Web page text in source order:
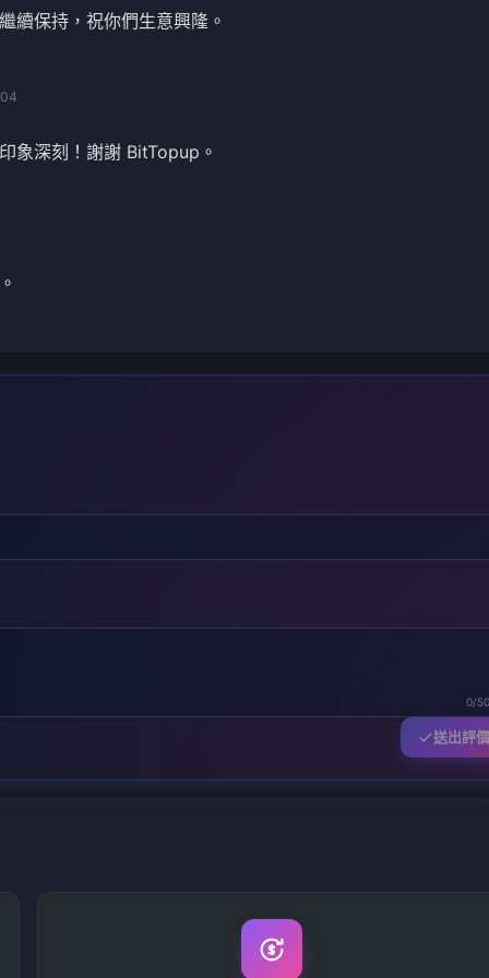
續保持，祝你們生意興隆。
象深刻！謝謝 BitTopup。
0/
送出評價